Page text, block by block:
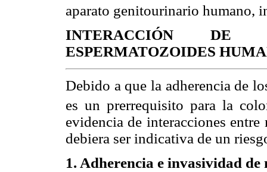
aparato genitourinario humano,
INTERACCIÓN DE
ESPERMATOZOIDES
Debido a que la adherencia de
es un prerrequisito para la
evidencia de interacciones
debiera ser indicativa de un
1. Adherencia e invasividad de